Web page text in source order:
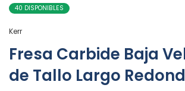
40 DISPONIBLES
Kerr
Fresa Carbide Baja
de Tallo Largo